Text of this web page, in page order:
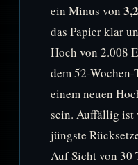
ein Minus von
das Papier klar
Hoch von 2.008
dem 52-
einem neuen
sein. Auffällig ist
jüngste
Auf Sicht von 30